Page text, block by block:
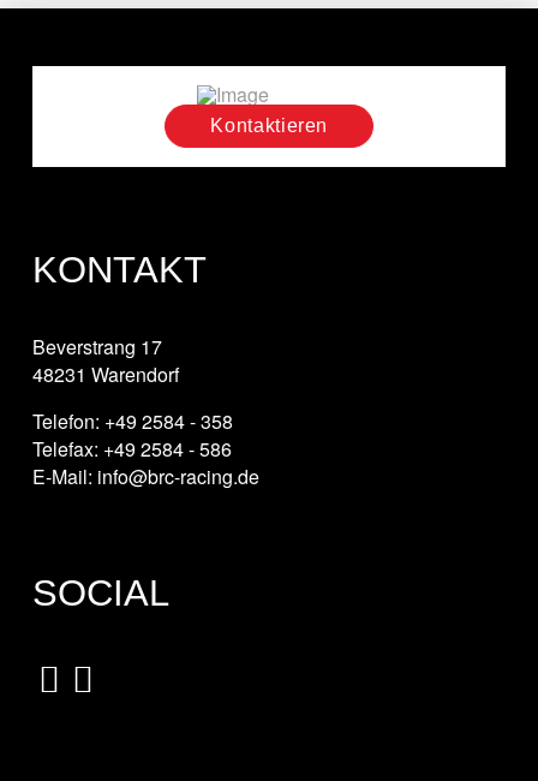
Kontaktieren
KONTAKT
Beverstrang 17
48231 Warendorf
Telefon: +49 2584 - 358
Telefax: +49 2584 - 586
E-Mail: info@brc-racing.de
SOCIAL